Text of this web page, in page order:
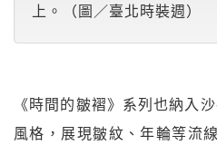
上。（圖／臺北時裝週）
《時間的皺褶》系列也納入
風格，展現皺紋、年輪等流